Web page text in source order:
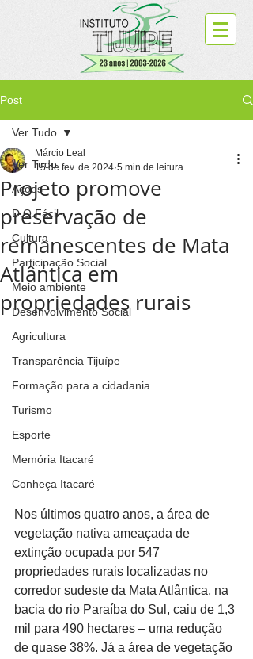
Post
Ver Tudo
Ações
D.O.Fácil
Cultura
Participação Social
Meio ambiente
Desenvolvimento Social
Agricultura
Transparência Tijuípe
Formação para a cidadania
Turismo
Esporte
Memória Itacaré
Conheça Itacaré
Ver Tudo
Projeto promove
preservação de
remanescentes de Mata
Atlântica em
propriedades rurais
Márcio Leal
15 de fev. de 2024 5 min de leitura
Nos últimos quatro anos, a área de
vegetação nativa ameaçada de
extinção ocupada por 547
propriedades rurais localizadas no
corredor sudeste da Mata Atlântica, na
bacia do rio Paraíba do Sul, caiu de 1,3
mil para 490 hectares – uma redução
de quase 38%. Já a área de vegetação